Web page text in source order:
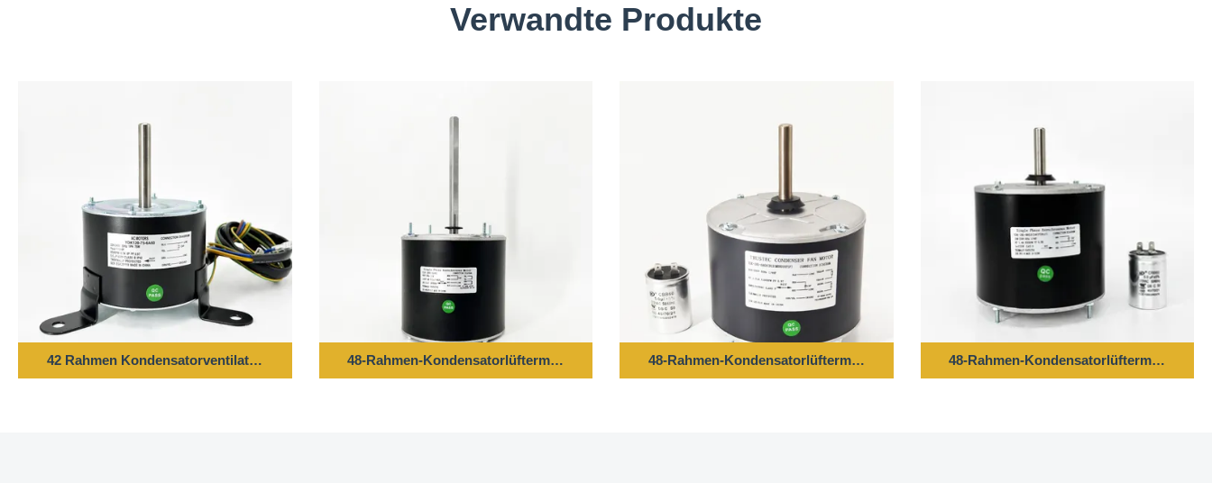
Verwandte Produkte
42 Rahmen Kondensatorventilator Motor - 1/10PS 220-240V 50HZ 850 Dreh/min48-Rahmen-Kondensatorlüftermotor - 1/6 PS 208-230 V 60 Hz 1075 U/min48-Rahmen-Kondensatorlüftermotor - 1/4 PS 208/230 V 60 Hz 1100 U/min 5 uF/370 V
48-Rahmen-Kondensatorlüftermotor - 1/4